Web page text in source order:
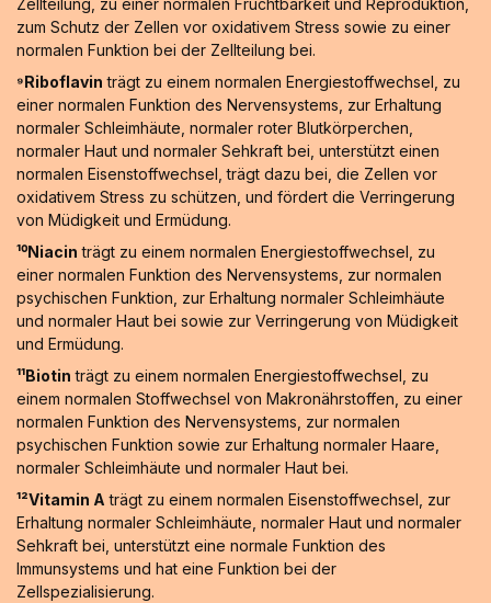
Zellteilung, zu einer normalen Fruchtbarkeit und Reproduktion,
zum Schutz der Zellen vor oxidativem Stress sowie zu einer
normalen Funktion bei der Zellteilung bei.
⁹Riboflavin trägt zu einem normalen Energiestoffwechsel, zu
einer normalen Funktion des Nervensystems, zur Erhaltung
normaler Schleimhäute, normaler roter Blutkörperchen,
normaler Haut und normaler Sehkraft bei, unterstützt einen
normalen Eisenstoffwechsel, trägt dazu bei, die Zellen vor
oxidativem Stress zu schützen, und fördert die Verringerung
von Müdigkeit und Ermüdung.
¹⁰Niacin trägt zu einem normalen Energiestoffwechsel, zu
einer normalen Funktion des Nervensystems, zur normalen
psychischen Funktion, zur Erhaltung normaler Schleimhäute
und normaler Haut bei sowie zur Verringerung von Müdigkeit
und Ermüdung.
¹¹Biotin trägt zu einem normalen Energiestoffwechsel, zu
einem normalen Stoffwechsel von Makronährstoffen, zu einer
normalen Funktion des Nervensystems, zur normalen
psychischen Funktion sowie zur Erhaltung normaler Haare,
normaler Schleimhäute und normaler Haut bei.
¹²Vitamin A trägt zu einem normalen Eisenstoffwechsel, zur
Erhaltung normaler Schleimhäute, normaler Haut und normaler
Sehkraft bei, unterstützt eine normale Funktion des
Immunsystems und hat eine Funktion bei der
Zellspezialisierung.